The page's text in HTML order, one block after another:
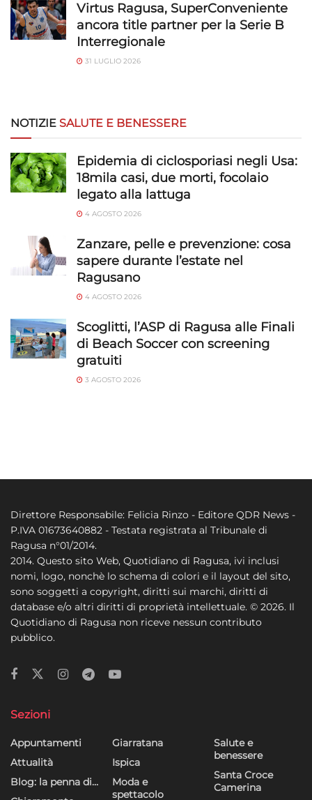
Virtus Ragusa, SuperConveniente
ancora title partner per la Serie B
Interregionale
31 LUGLIO 2026
NOTIZIE SALUTE E BENESSERE
Epidemia di ciclosporiasi negli Usa:
18mila casi, due morti, focolaio
legato alla lattuga
4 AGOSTO 2026
Zanzare, pelle e prevenzione: cosa
sapere durante l’estate nel
Ragusano
4 AGOSTO 2026
Scoglitti, l’ASP di Ragusa alle Finali
di Beach Soccer con screening
gratuiti
3 AGOSTO 2026
Direttore Responsabile: Felicia Rinzo - Editore QDR News -
P.IVA 01673640882 - Testata registrata al Tribunale di
Ragusa n°01/2014.
2014. Questo sito Web, Quotidiano di Ragusa, ivi inclusi
nomi, logo, nonchè lo schema di colori e il layout del sito,
sono soggetti a copyright, diritti sui marchi, diritti di
database e/o altri diritti di proprietà intellettuale. © 2026. Il
Quotidiano di Ragusa non riceve nessun contributo
pubblico.
Sezioni
Appuntamenti
Attualità
Blog: la penna di…
Giarratana
Ispica
Moda e
spettacolo
Salute e
benessere
Santa Croce
Camerina